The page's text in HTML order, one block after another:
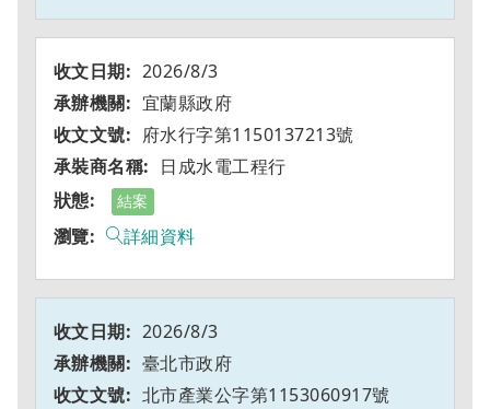
2026/8/3
宜蘭縣政府
府水行字第1150137213號
日成水電工程行
結案
詳細資料
2026/8/3
臺北市政府
北市產業公字第1153060917號